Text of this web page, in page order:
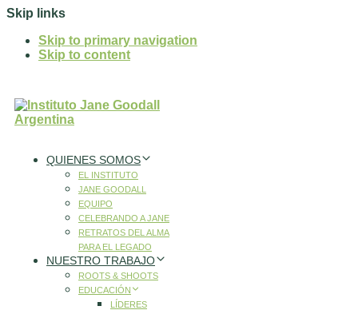
Skip links
Skip to primary navigation
Skip to content
QUIENES SOMOS
EL INSTITUTO
JANE GOODALL
EQUIPO
CELEBRANDO A JANE
RETRATOS DEL ALMA
PARA EL LEGADO
NUESTRO TRABAJO
ROOTS & SHOOTS
EDUCACIÓN
LÍDERES